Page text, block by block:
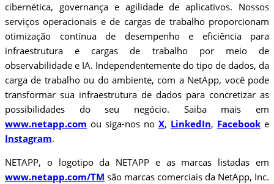
cibernética, governança e agilidade de aplicativos. Nossos
serviços operacionais e de cargas de trabalho proporcionam
otimização contínua de desempenho e eficiência para
infraestrutura e cargas de trabalho por meio de
observabilidade e IA. Independentemente do tipo de dados, da
carga de trabalho ou do ambiente, com a NetApp, você pode
transformar sua infraestrutura de dados para concretizar as
possibilidades do seu negócio. Saiba mais em
www.netapp.com ou siga-nos no X, LinkedIn, Facebook e
Instagram.
NETAPP, o logotipo da NETAPP e as marcas listadas em
www.netapp.com/TM são marcas comerciais da NetApp, Inc.